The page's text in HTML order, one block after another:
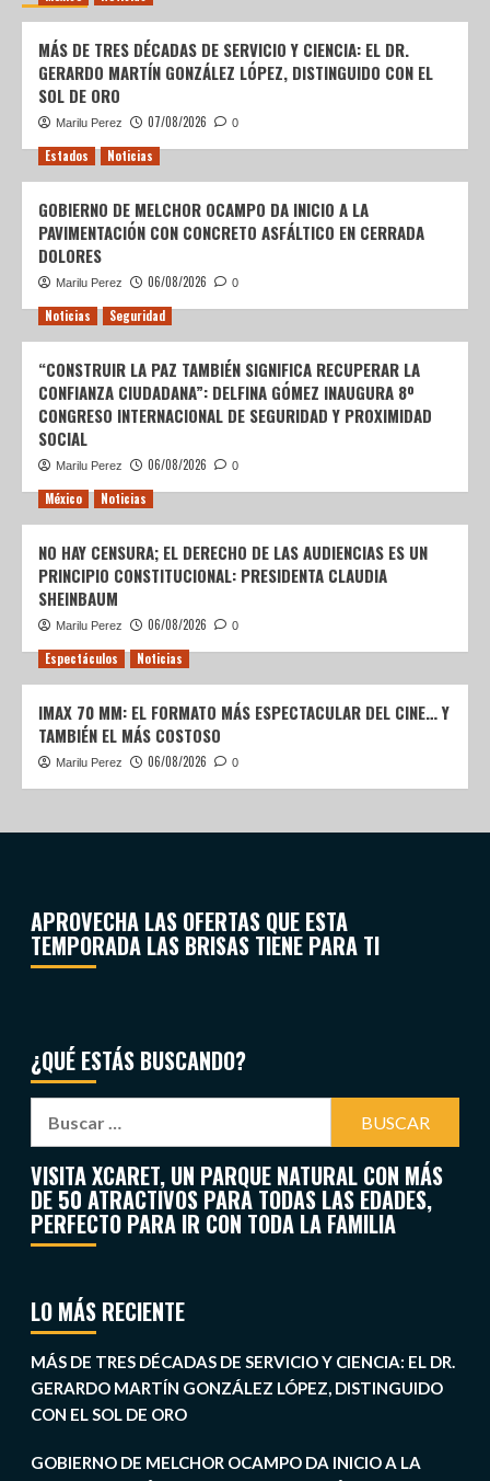
MÁS DE TRES DÉCADAS DE SERVICIO Y CIENCIA: EL DR.
GERARDO MARTÍN GONZÁLEZ LÓPEZ, DISTINGUIDO CON EL
SOL DE ORO
Marilu Perez 07/08/2026 0
Estados Noticias
GOBIERNO DE MELCHOR OCAMPO DA INICIO A LA
PAVIMENTACIÓN CON CONCRETO ASFÁLTICO EN CERRADA
DOLORES
Marilu Perez 06/08/2026 0
Noticias Seguridad
“CONSTRUIR LA PAZ TAMBIÉN SIGNIFICA RECUPERAR LA
CONFIANZA CIUDADANA”: DELFINA GÓMEZ INAUGURA 8º
CONGRESO INTERNACIONAL DE SEGURIDAD Y PROXIMIDAD
SOCIAL
Marilu Perez 06/08/2026 0
México Noticias
NO HAY CENSURA; EL DERECHO DE LAS AUDIENCIAS ES UN
PRINCIPIO CONSTITUCIONAL: PRESIDENTA CLAUDIA
SHEINBAUM
Marilu Perez 06/08/2026 0
Espectáculos Noticias
IMAX 70 MM: EL FORMATO MÁS ESPECTACULAR DEL CINE… Y
TAMBIÉN EL MÁS COSTOSO
Marilu Perez 06/08/2026 0
APROVECHA LAS OFERTAS QUE ESTA
TEMPORADA LAS BRISAS TIENE PARA TI
¿QUÉ ESTÁS BUSCANDO?
VISITA XCARET, UN PARQUE NATURAL CON MÁS
DE 50 ATRACTIVOS PARA TODAS LAS EDADES,
PERFECTO PARA IR CON TODA LA FAMILIA
LO MÁS RECIENTE
MÁS DE TRES DÉCADAS DE SERVICIO Y CIENCIA: EL DR.
GERARDO MARTÍN GONZÁLEZ LÓPEZ, DISTINGUIDO
CON EL SOL DE ORO
GOBIERNO DE MELCHOR OCAMPO DA INICIO A LA